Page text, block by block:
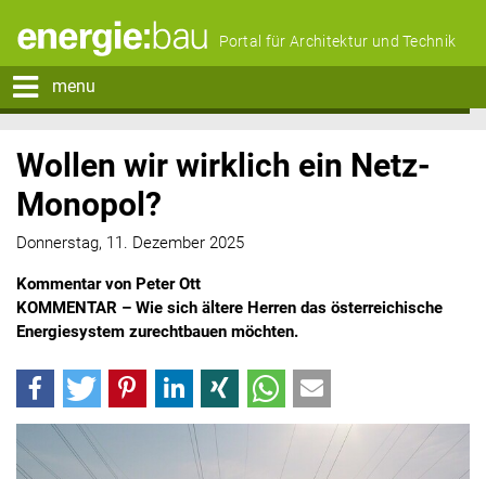
Portal für Architektur und Technik
menu
Wollen wir wirklich ein Netz-
Monopol?
Donnerstag, 11. Dezember 2025
Kommentar von Peter Ott
KOMMENTAR – Wie sich ältere Herren das österreichische
Energiesystem zurechtbauen möchten.